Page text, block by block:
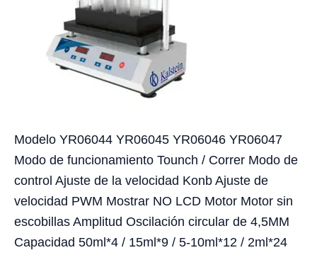
Modelo YR06044 YR06045 YR06046 YR06047
Modo de funcionamiento Tounch / Correr Modo de
control Ajuste de la velocidad Konb Ajuste de
velocidad PWM Mostrar NO LCD Motor Motor sin
escobillas Amplitud Oscilación circular de 4,5MM
Capacidad 50ml*4 / 15ml*9 / 5-10ml*12 / 2ml*24